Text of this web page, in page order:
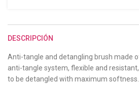
DESCRIPCIÓN
Anti-tangle and detangling brush made
anti-tangle system, flexible and
to be detangled with maximum